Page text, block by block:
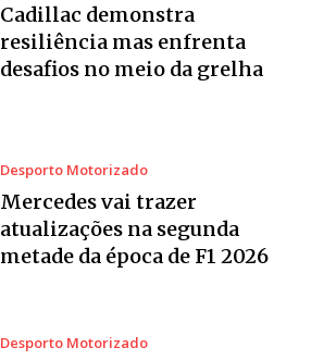
Cadillac demonstra
resiliência mas enfrenta
desafios no meio da grelha
Desporto Motorizado
Mercedes vai trazer
atualizações na segunda
metade da época de F1 2026
Desporto Motorizado